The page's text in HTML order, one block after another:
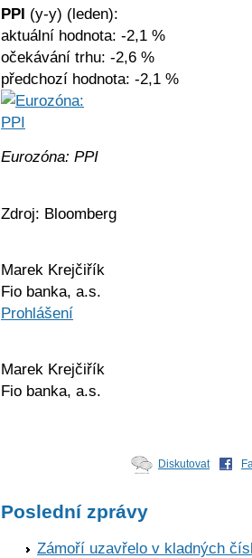
PPI (y-y) (leden):
aktuální hodnota: -2,1 %
očekávání trhu: -2,6 %
předchozí hodnota: -2,1 %
Eurozóna: PPI
Zdroj: Bloomberg
Marek Krejčiřík
Fio banka, a.s.
Prohlášení
Marek Krejčiřík
Fio banka, a.s.
Diskutovat
Poslední zprávy
Zámoří uzavřelo v kladných